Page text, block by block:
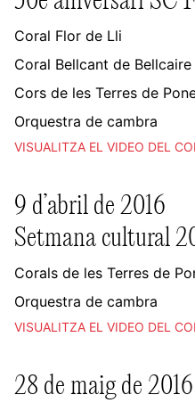
Coral Flor de Lli
Coral Bellcant de Bellcaire
Cors de les Terres de
Orquestra de cambra
VISUALITZA EL VIDEO DEL
9 d’abril de 2016
Setmana cultural
Corals de les Terres de
Orquestra de cambra
VISUALITZA EL VIDEO DEL
28 de maig de 2016